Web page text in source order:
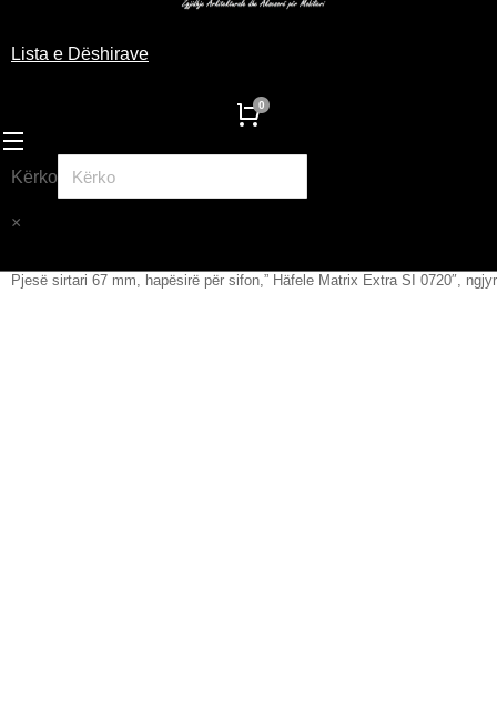
Lista e Dëshirave
Kërko
×
You are here:
Pjesë sirtari 67 mm, hapësirë për sifon,” Häfele Matrix Extra SI 0720″,